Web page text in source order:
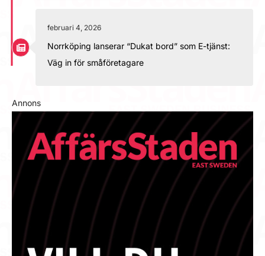
februari 4, 2026
Norrköping lanserar “Dukat bord” som E-tjänst:
Väg in för småföretagare
Annons